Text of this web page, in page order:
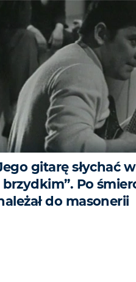
gitarę słychać
brzydkim”. Po
do masonerii